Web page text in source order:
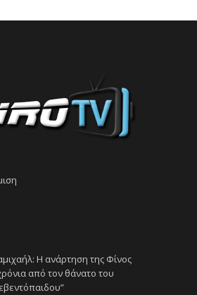
Η ανάρτηση της Φίνος
από τον θάνατο του